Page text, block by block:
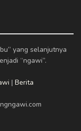
yang selanjutnya
“ngawi”.
| Berita